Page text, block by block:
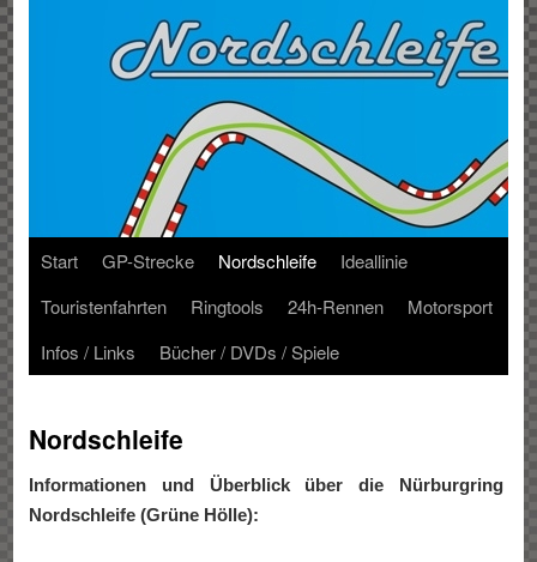
Start GP-Strecke Nordschleife
Ideallinie
Touristenfahrten
Ringtools 24h-Rennen
Motorsport
Infos / Links
Bücher / DVDs / Spiele
Nordschleife
Informationen und Überblick über die Nürburgring
Nordschleife (Grüne Hölle):